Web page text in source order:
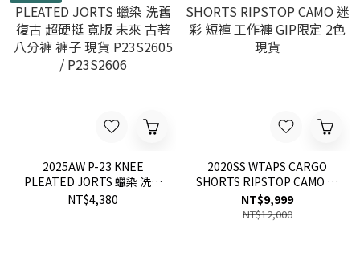
2025AW P-23 KNEE
PLEATED JORTS 蠟染 洗舊
復古 超硬挺 寬版 未來 古著
NT$4,380
2020SS WTAPS CARGO
SHORTS RIPSTOP CAMO 迷
彩 短褲 工作褲 GIP限定 2色
現貨
NT$9,999
NT$12,000